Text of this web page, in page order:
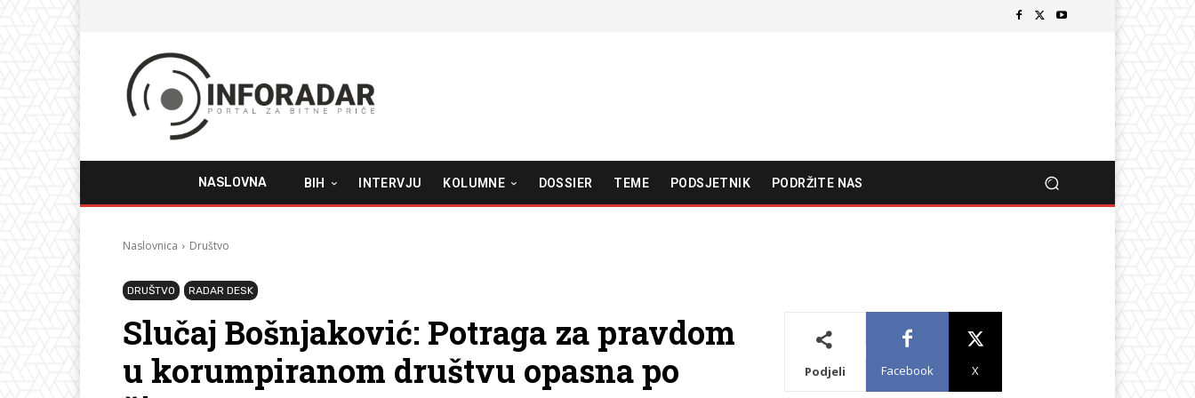
NASLOVNA BIH INTERVJU KOLUMNE DOSSIER TEME PODSJETNIK PODRŽITE NAS
Naslovnica Društvo
DRUŠTVO RADAR DESK
Slučaj Bošnjaković: Potraga za pravdom
u korumpiranom društvu opasna po
Podjeli Facebook X